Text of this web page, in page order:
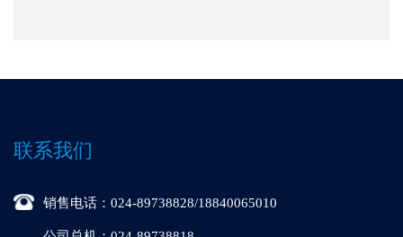
联系我们
销售电话：024-89738828/18840065010